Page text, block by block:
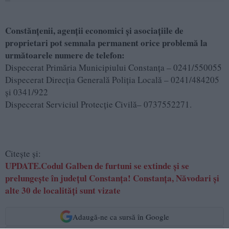
Constănțenii, agenții economici și asociațiile de
proprietari pot semnala permanent orice problemă la
următoarele numere de telefon:
Dispecerat Primăria Municipiului Constanța – 0241/550055
Dispecerat Direcţia Generală Poliția Locală – 0241/484205
și 0341/922
Dispecerat Serviciul Protecție Civilă– 0737552271.
Citește și:
UPDATE.Codul Galben de furtuni se extinde și se
prelungește în județul Constanța! Constanța, Năvodari și
alte 30 de localități sunt vizate
Adaugă-ne ca sursă în Google